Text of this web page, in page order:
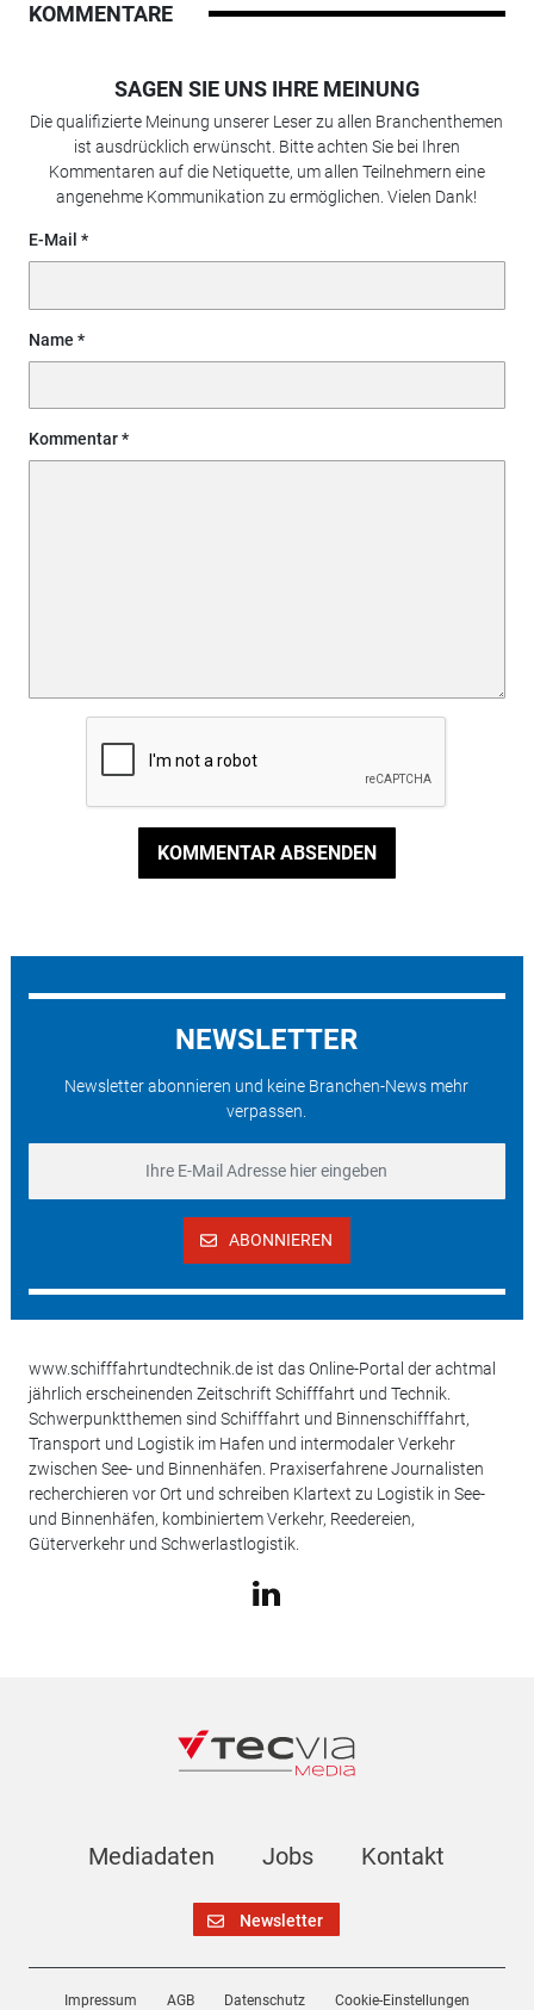
KOMMENTARE
SAGEN SIE UNS IHRE MEINUNG
Die qualifizierte Meinung unserer Leser zu allen Branchenthemen
ist ausdrücklich erwünscht. Bitte achten Sie bei Ihren
Kommentaren auf die Netiquette, um allen Teilnehmern eine
angenehme Kommunikation zu ermöglichen. Vielen Dank!
E-Mail
Name
Kommentar
KOMMENTAR ABSENDEN
NEWSLETTER
Newsletter abonnieren und keine Branchen-News mehr
verpassen.
ABONNIEREN
www.schifffahrtundtechnik.de ist das Online-Portal der achtmal
jährlich erscheinenden Zeitschrift Schifffahrt und Technik.
Schwerpunktthemen sind Schifffahrt und Binnenschifffahrt,
Transport und Logistik im Hafen und intermodaler Verkehr
zwischen See- und Binnenhäfen. Praxiserfahrene Journalisten
recherchieren vor Ort und schreiben Klartext zu Logistik in See-
und Binnenhäfen, kombiniertem Verkehr, Reedereien,
Güterverkehr und Schwerlastlogistik.
Mediadaten Jobs Kontakt
Newsletter
Impressum AGB Datenschutz Cookie-Einstellungen